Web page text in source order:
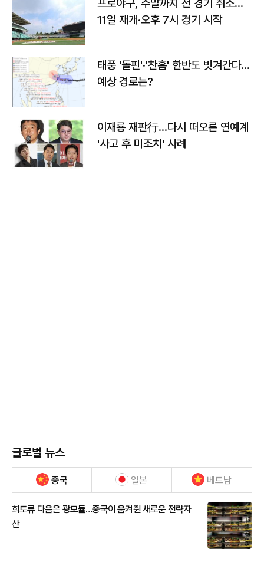
프로야구, 주말까지 전 경기 취소…
11일 재개·오후 7시 경기 시작
태풍 '돌핀'·'찬홈' 한반도 빗겨간다…
예상 경로는?
이재룡 재판行…다시 떠오른 연예계
'사고 후 미조치' 사례
글로벌 뉴스
중국 일본 베트남
희토류 다음은 광모듈…중국이 움켜쥔 새로운 전략자
산